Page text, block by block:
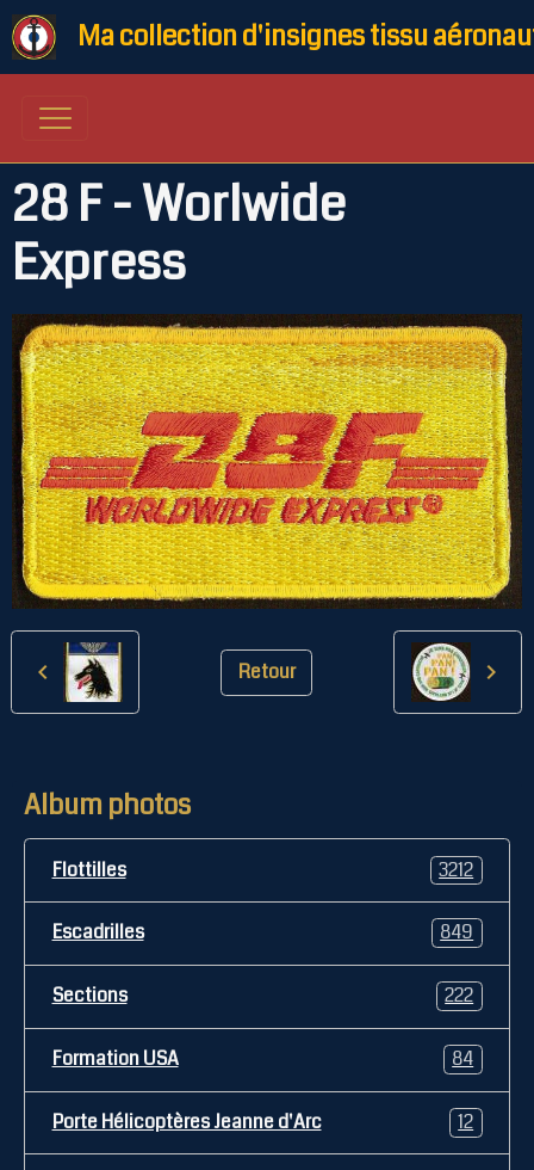
Ma collection d'insignes tissu
28 F - Worlwide
Express
Retour
Album photos
Flottilles 3212
Escadrilles 849
Sections 222
Formation USA 84
Porte Hélicoptères Jeanne d'Arc 12